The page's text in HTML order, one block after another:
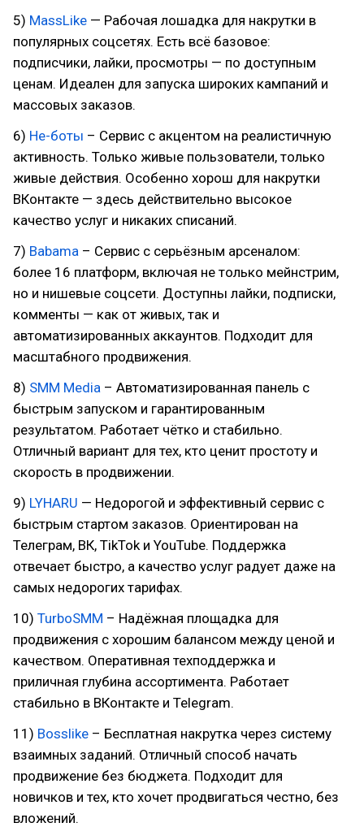
5) MassLike — Рабочая лошадка для накрутки в
популярных соцсетях. Есть всё базовое:
подписчики, лайки, просмотры — по доступным
ценам. Идеален для запуска широких кампаний и
массовых заказов.
6) Не-боты – Сервис с акцентом на реалистичную
активность. Только живые пользователи, только
живые действия. Особенно хорош для накрутки
ВКонтакте — здесь действительно высокое
качество услуг и никаких списаний.
7) Babama – Сервис с серьёзным арсеналом:
более 16 платформ, включая не только мейнстрим,
но и нишевые соцсети. Доступны лайки, подписки,
комменты — как от живых, так и
автоматизированных аккаунтов. Подходит для
масштабного продвижения.
8) SMM Media – Автоматизированная панель с
быстрым запуском и гарантированным
результатом. Работает чётко и стабильно.
Отличный вариант для тех, кто ценит простоту и
скорость в продвижении.
9) LYHARU — Недорогой и эффективный сервис с
быстрым стартом заказов. Ориентирован на
Телеграм, ВК, TikTok и YouTube. Поддержка
отвечает быстро, а качество услуг радует даже на
самых недорогих тарифах.
10) TurboSMM – Надёжная площадка для
продвижения с хорошим балансом между ценой и
качеством. Оперативная техподдержка и
приличная глубина ассортимента. Работает
стабильно в ВКонтакте и Telegram.
11) Bosslike – Бесплатная накрутка через систему
взаимных заданий. Отличный способ начать
продвижение без бюджета. Подходит для
новичков и тех, кто хочет продвигаться честно, без
вложений.